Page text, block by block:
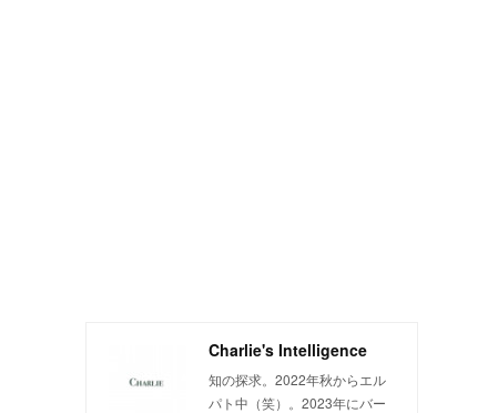
Charlie's Intelligence
知の探求。2022年秋からエル
パト中（笑）。2023年にバー